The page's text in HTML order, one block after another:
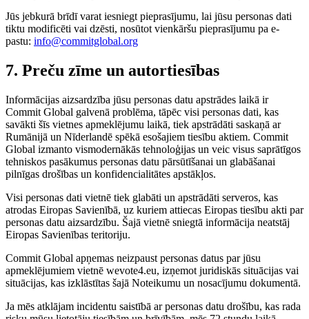
Jūs jebkurā brīdī varat iesniegt pieprasījumu, lai jūsu personas dati
tiktu modificēti vai dzēsti, nosūtot vienkāršu pieprasījumu pa e-
pastu: info@commitglobal.org
7. Preču zīme un autortiesības
Informācijas aizsardzība jūsu personas datu apstrādes laikā ir
Commit Global galvenā problēma, tāpēc visi personas dati, kas
savākti šīs vietnes apmeklējumu laikā, tiek apstrādāti saskaņā ar
Rumānijā un Nīderlandē spēkā esošajiem tiesību aktiem. Commit
Global izmanto vismodernākās tehnoloģijas un veic visus saprātīgos
tehniskos pasākumus personas datu pārsūtīšanai un glabāšanai
pilnīgas drošības un konfidencialitātes apstākļos.
Visi personas dati vietnē tiek glabāti un apstrādāti serveros, kas
atrodas Eiropas Savienībā, uz kuriem attiecas Eiropas tiesību akti par
personas datu aizsardzību. Šajā vietnē sniegtā informācija neatstāj
Eiropas Savienības teritoriju.
Commit Global apņemas neizpaust personas datus par jūsu
apmeklējumiem vietnē wevote4.eu, izņemot juridiskās situācijas vai
situācijas, kas izklāstītas šajā Noteikumu un nosacījumu dokumentā.
Ja mēs atklājam incidentu saistībā ar personas datu drošību, kas rada